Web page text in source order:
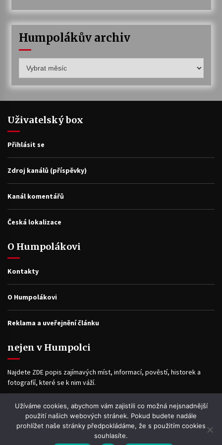
Humpolákův archiv
archiv
Uživatelský box
Přihlásit se
Zdroj kanálů (příspěvky)
Kanál komentářů
Česká lokalizace
O Humpolákovi
Kontakty
O Humpolákovi
Reklama a uveřejnění článku
nejen v Humpolci
Najdete ZDE popis zajímavých míst, informací, pověstí, historek a
fotografíí, které se k nim váží.
Facebook
Užíváme cookies, abychom vám zajistili co možná nejsnadnější
použití našich webových stránek. Pokud budete nadále
prohlížet naše stránky předpokládáme, že s použitím cookies
souhlasíte.